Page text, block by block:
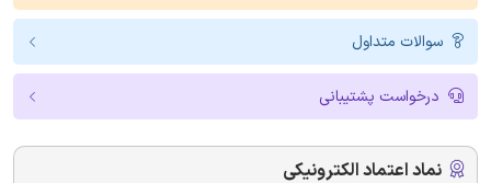
سوالات متداول
درخواست پشتیبانی
نماد اعتماد الکترونیکی